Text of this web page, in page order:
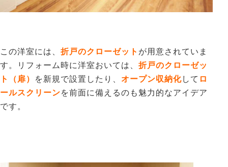
この洋室には、 折戸のクローゼット が用意されていま
す。リフォーム時に洋室おいては、 折戸のクローゼッ
ト（扉）
を新規で設置したり、 オープン収納化して ロ
ールスクリーンを前面に備えるのも魅力的なアイデア
です。